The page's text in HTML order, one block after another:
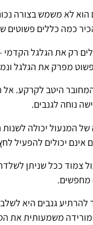
לא משמש בצורה
כמה כללים פשוטים
רק את הגלגל
פשוט מפרק את הגלגל
היטב לקרקע. אל
נוחה לגנבים.
המנעול יכולה
יכולים להפעיל
צמוד ככל שניתן לשלדה
מחפשים.
משמעותית את